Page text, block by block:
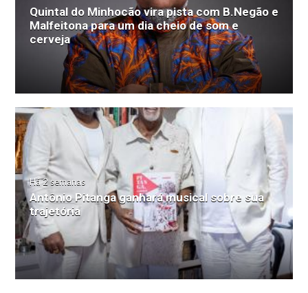
Quintal do Minhocão vira pista com B.Negão e
Malfeitona para um dia cheio de som e
cerveja
Há 2 semanas
Antônio Pitanga ganhará musical sobre sua
trajetória